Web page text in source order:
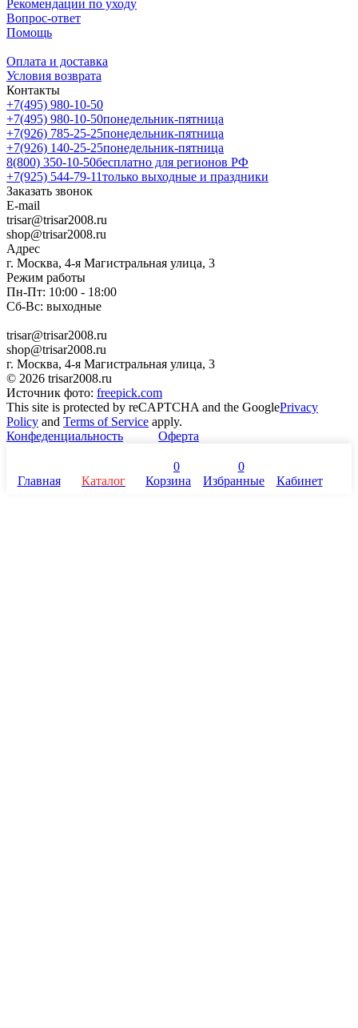
Рекомендации по уходу
Вопрос-ответ
Помощь
Оплата и доставка
Условия возврата
Контакты
+7(495) 980-10-50
+7(495) 980-10-50понедельник-пятница
+7(926) 785-25-25понедельник-пятница
+7(926) 140-25-25понедельник-пятница
8(800) 350-10-50бесплатно для регионов РФ
+7(925) 544-79-11только выходные и праздники
Заказать звонок
E-mail
trisar@trisar2008.ru
shop@trisar2008.ru
Адрес
г. Москва, 4-я Магистральная улица, 3
Режим работы
Пн-Пт: 10:00 - 18:00
Сб-Вс: выходные
trisar@trisar2008.ru
shop@trisar2008.ru
г. Москва, 4-я Магистральная улица, 3
© 2026 trisar2008.ru
Источник фото: freepick.com
This site is protected by reCAPTCHA and the GooglePrivacy
Policy and Terms of Service apply.
Конфеденциальность
Оферта
Главная Каталог
0
Корзина
0
Избранные
Кабинет